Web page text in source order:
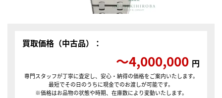
買取価格（中古品）：
〜4,000,000 円
専門スタッフが丁寧に査定し、安心・納得の価格をご案内いたします。
最短でその日のうちに現金でのお渡しが可能です。
※価格はお品物の状態や時期、在庫数により変動いたします。